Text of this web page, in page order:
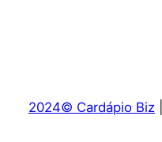
2024© Cardápio Biz